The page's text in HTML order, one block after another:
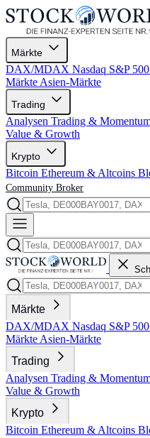
Märkte
DAX/MDAX Nasdaq S&P 500
Märkte Asien-Märkte
Trading
Analysen Trading &
Value & Growth
Krypto
Bitcoin Ethereum & Altcoins
Community Broker
Märkte
DAX/MDAX Nasdaq S&P 500
Märkte Asien-Märkte
Trading
Analysen Trading &
Value & Growth
Krypto
Bitcoin Ethereum & Altcoins